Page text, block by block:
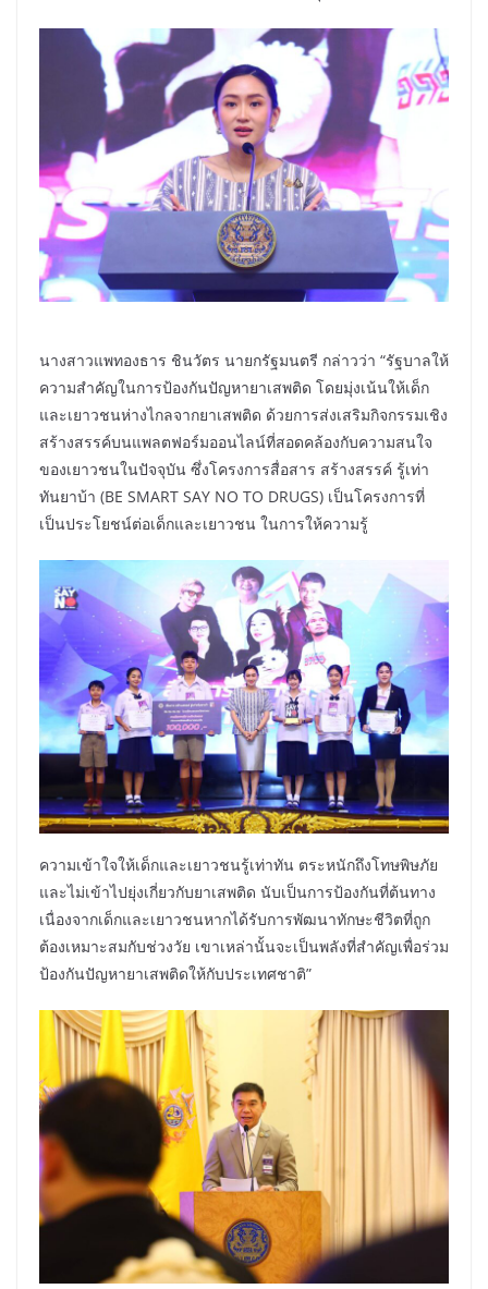
นางสาวแพทองธาร ชินวัตร นายกรัฐมนตรี กล่าวว่า “รัฐบาลให้
ความสำคัญในการป้องกันปัญหายาเสพติด โดยมุ่งเน้นให้เด็ก
และเยาวชนห่างไกลจากยาเสพติด ด้วยการส่งเสริมกิจกรรมเชิง
สร้างสรรค์บนแพลตฟอร์มออนไลน์ที่สอดคล้องกับความสนใจ
ของเยาวชนในปัจจุบัน ซึ่งโครงการสื่อสาร สร้างสรรค์ รู้เท่า
ทันยาบ้า (BE SMART SAY NO TO DRUGS) เป็นโครงการที่
เป็นประโยชน์ต่อเด็กและเยาวชน ในการให้ความรู้
ความเข้าใจให้เด็กและเยาวชนรู้เท่าทัน ตระหนักถึงโทษพิษภัย
และไม่เข้าไปยุ่งเกี่ยวกับยาเสพติด นับเป็นการป้องกันที่ต้นทาง
เนื่องจากเด็กและเยาวชนหากได้รับการพัฒนาทักษะชีวิตที่ถูก
ต้องเหมาะสมกับช่วงวัย เขาเหล่านั้นจะเป็นพลังที่สำคัญเพื่อร่วม
ป้องกันปัญหายาเสพติดให้กับประเทศชาติ”